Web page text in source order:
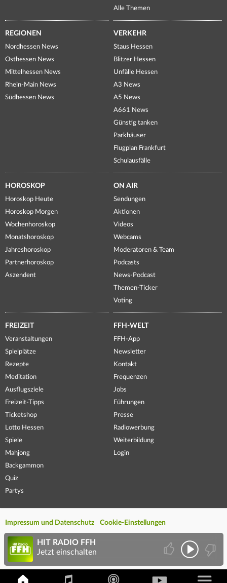
Alle Themen
REGIONEN
Nordhessen News
Osthessen News
Mittelhessen News
Rhein-Main News
Südhessen News
VERKEHR
Staus Hessen
Blitzer Hessen
Unfälle Hessen
A3 News
A5 News
A661 News
Günstig tanken
Parkhäuser
Flugplan Frankfurt
Schulausfälle
HOROSKOP
Horoskop Heute
Horoskop Morgen
Wochenhoroskop
Monatshoroskop
Jahreshoroskop
Partnerhoroskop
Aszendent
ON AIR
Sendungen
Aktionen
Videos
Webcams
Moderatoren & Team
Podcasts
News-Podcast
Themen-Ticker
Voting
FREIZEIT
Veranstaltungen
Spielplätze
Rezepte
Meditation
Ausflugsziele
Freizeit-Tipps
Ticketshop
Lotto Hessen
Spiele
Mahjong
Backgammon
Quiz
Partys
FFH-WELT
FFH-App
Newsletter
Kontakt
Frequenzen
Jobs
Führungen
Presse
Radiowerbung
Weiterbildung
Login
Impressum und Datenschutz Cookie-Einstellungen
HIT RADIO FFH
Jetzt einschalten